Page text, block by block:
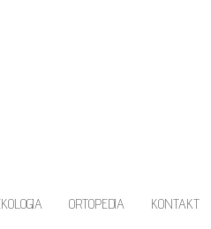
ORTOPEDIA KONTAKT